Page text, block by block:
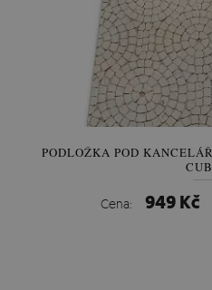
PODLOŽKA POD
Cena: 949 Kč